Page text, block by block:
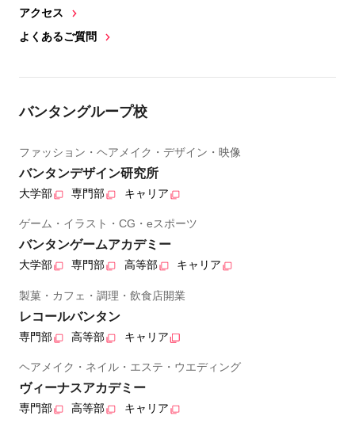
アクセス
よくあるご質問
バンタングループ校
ファッション・ヘアメイク・デザイン・映像
バンタンデザイン研究所
大学部 専門部 キャリア
ゲーム・イラスト・CG・eスポーツ
バンタンゲームアカデミー
大学部 専門部 高等部 キャリア
製菓・カフェ・調理・飲食店開業
レコールバンタン
専門部 高等部 キャリア
ヘアメイク・ネイル・エステ・ウエディング
ヴィーナスアカデミー
専門部 高等部 キャリア